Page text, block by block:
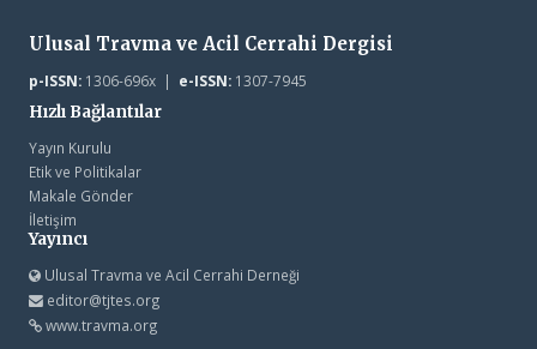
Ulusal Travma ve Acil Cerrahi Dergisi
p-ISSN:1306-696x | e-ISSN:1307-7945
Hızlı Bağlantılar
Yayın Kurulu
Etik ve Politikalar
Makale Gönder
İletişim
Yayıncı
Ulusal Travma ve Acil Cerrahi Derneği
editor@tjtes.org
www.travma.org